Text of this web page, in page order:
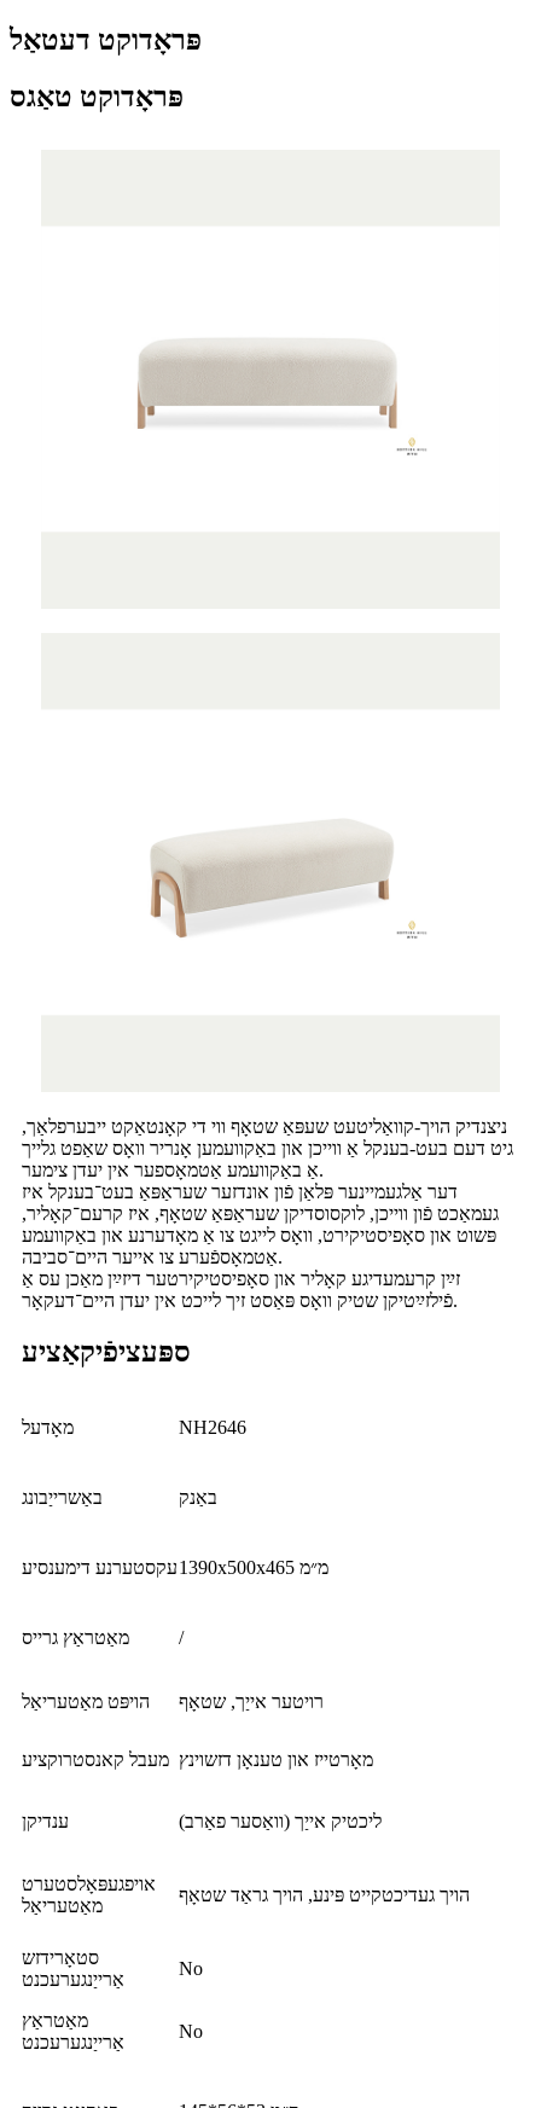
פּראָדוקט דעטאַל
פּראָדוקט טאַגס
ניצנדיק הויך-קוואַליטעט שעפּאַ שטאָף ווי די קאָנטאַקט ייבערפלאַך,
גיט דעם בעט-בענקל אַ ווייכן און באַקוועמען אָנריר וואָס שאַפט גלייך
אַ באַקוועמע אַטמאָספער אין יעדן צימער.
דער אַלגעמיינער פּלאַן פֿון אונדזער שעראַפּאַ בעט־בענקל איז
געמאַכט פֿון ווייכן, לוקסוסדיקן שעראַפּאַ שטאָף, איז קרעם־קאָליר,
פּשוט און סאָפיסטיקירט, וואָס לייגט צו אַ מאָדערנע און באַקוועמע
אַטמאָספֿערע צו אייער היים־סביבה.
זײַן קרעמעדיגע קאָליר און סאָפיסטיקירטער דיזײַן מאַכן עס אַ
פֿילזײַטיקן שטיק וואָס פּאַסט זיך לייכט אין יעדן היים־דעקאָר.
ספּעציפֿיקאַציע
מאָדעל NH2646
באַשרייַבונג באַנק
עקסטערנע דימענסיע 1390x500x465 מ״מ
מאַטראַץ גרייס /
הויפּט מאַטעריאַל רויטער אייַך, שטאָף
מעבל קאנסטרוקציע מאָרטייז און טענאָן דזשוינץ
ענדיקן ליכטיק אייַך (וואַסער פאַרב)
אויפגעפּאָלסטערט
מאַטעריאַל
הויך געדיכטקייט פּינע, הויך גראַד שטאָף
סטאָרידזש
אַרייַנגערעכנט
No
מאַטראַץ
אַרייַנגערעכנט
No